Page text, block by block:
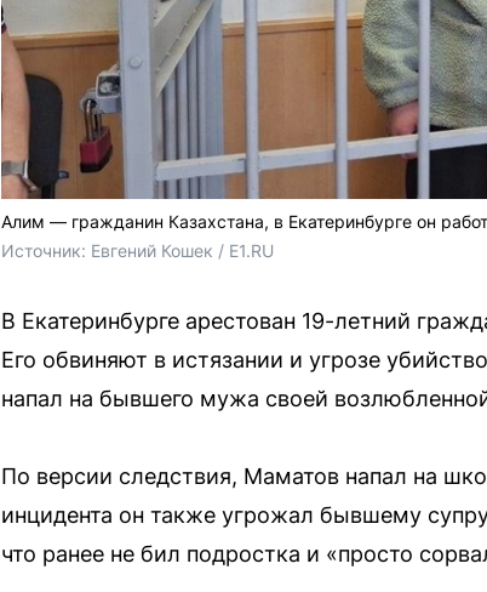
Алим — гражданин Казахстана, в Екатеринбурге он
Источник: Евгений Кошек / E1.RU
В Екатеринбурге арестован 19-летний
Его обвиняют в истязании и угрозе
напал на бывшего мужа своей
По версии следствия, Маматов напал на
инцидента он также угрожал бывшему
что ранее не бил подростка и «просто